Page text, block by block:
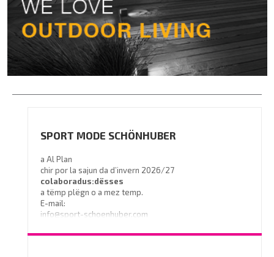
SPORT MODE SCHÖNHUBER
a Al Plan
chir por la sajun da d’invern 2026/27
colaboradus:dësses
a tëmp plëgn o a mez temp.
E-mail:
info@sport-schoenhuber.com
- Tel. 0474 555141